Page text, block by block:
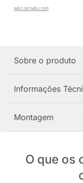
NÃO SEI MEU CEP
Sobre o produto
Informações
Montagem
O que os